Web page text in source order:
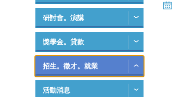
研討會。演講
獎學金。貸款
招生。徵才。就業
活動消息